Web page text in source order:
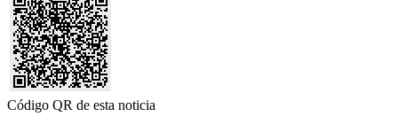
Código QR de esta noticia